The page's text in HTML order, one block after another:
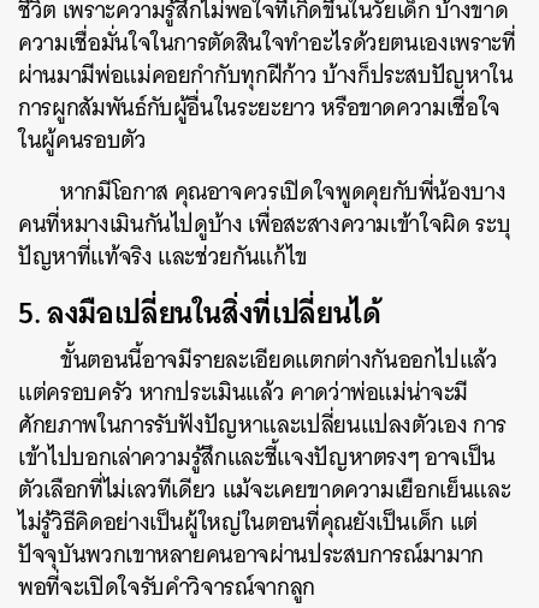
ชีวิต เพราะความรู้สึกไม่พอใจที่เกิดขึ้นในวัยเด็ก บ้างขาด
ความเชื่อมั่นใจในการตัดสินใจทำอะไรด้วยตนเองเพราะที่
ผ่านมามีพ่อแม่คอยกำกับทุกฝีก้าว บ้างก็ประสบปัญหาใน
การผูกสัมพันธ์กับผู้อื่นในระยะยาว หรือขาดความเชื่อใจ
ในผู้คนรอบตัว
หากมีโอกาส คุณอาจควรเปิดใจพูดคุยกับพี่น้องบาง
คนที่หมางเมินกันไปดูบ้าง เพื่อสะสางความเข้าใจผิด ระบุ
ปัญหาที่แท้จริง และช่วยกันแก้ไข
5. ลงมือเปลี่ยนในสิ่งที่เปลี่ยนได้
ขั้นตอนนี้อาจมีรายละเอียดแตกต่างกันออกไปแล้ว
แต่ครอบครัว หากประเมินแล้ว คาดว่าพ่อแม่น่าจะมี
ศักยภาพในการรับฟังปัญหาและเปลี่ยนแปลงตัวเอง การ
เข้าไปบอกเล่าความรู้สึกและชี้แจงปัญหาตรงๆ อาจเป็น
ตัวเลือกที่ไม่เลวทีเดียว แม้จะเคยขาดความเยือกเย็นและ
ไม่รู้วิธีคิดอย่างเป็นผู้ใหญ่ในตอนที่คุณยังเป็นเด็ก แต่
ปัจจุบันพวกเขาหลายคนอาจผ่านประสบการณ์มามาก
พอที่จะเปิดใจรับคำวิจารณ์จากลูก
ค้นหา
SHARE TWEET LINE EMAIL